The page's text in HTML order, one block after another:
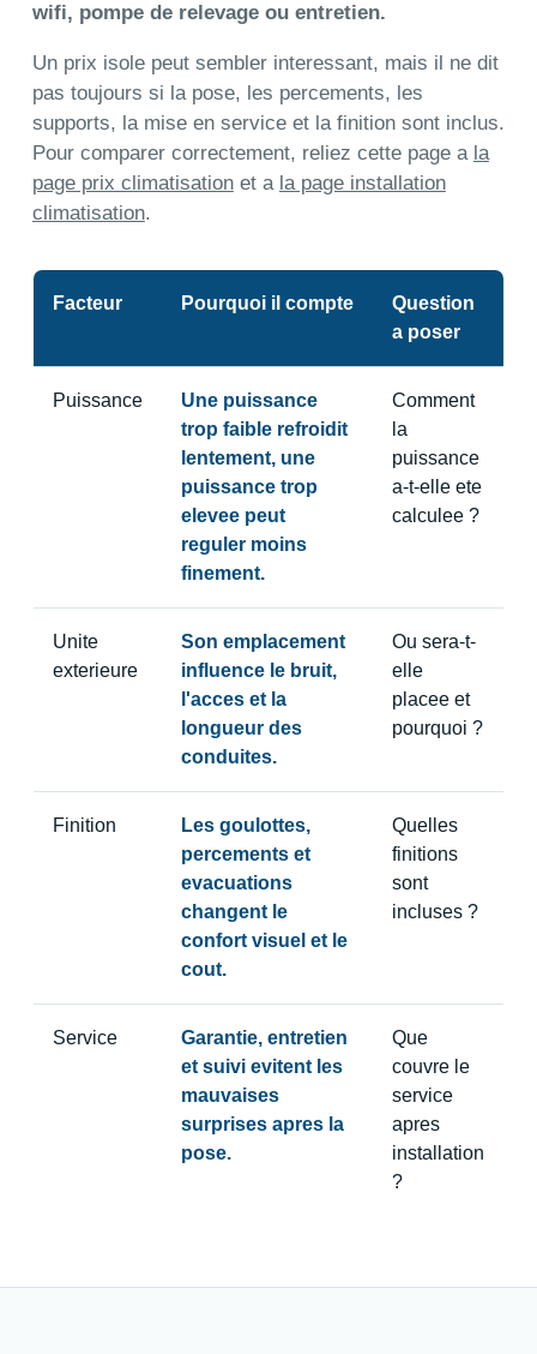
wifi, pompe de relevage ou entretien.
Un prix isole peut sembler interessant, mais il ne dit
pas toujours si la pose, les percements, les
supports, la mise en service et la finition sont inclus.
Pour comparer correctement, reliez cette page a la
page prix climatisationet a la page installation
climatisation.
Facteur Pourquoi il compte
Question
a poser
Puissance
Une puissance
trop faible refroidit
lentement, une
puissance trop
elevee peut
reguler moins
finement.
Comment
la
puissance
a-t-elle ete
calculee ?
Unite
exterieure
Son emplacement
influence le bruit,
l'acces et la
longueur des
conduites.
Ou sera-t-
elle
placee et
pourquoi ?
Finition
Les goulottes,
percements et
evacuations
changent le
confort visuel et le
cout.
Quelles
finitions
sont
incluses ?
Service
Garantie, entretien
et suivi evitent les
mauvaises
surprises apres la
pose.
Que
couvre le
service
apres
installation
?